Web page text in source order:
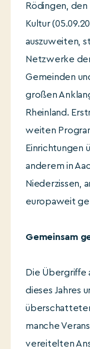
Rödingen,
Kultur
auszuweiten,
Netzwerke
Gemeinden
großen
Rheinland.
weiten
Einrichtungen
anderem in
Niederzissen,
europaweit
Gemeinsam
Die Übergriffe
dieses Jahres
manche
vereitelten